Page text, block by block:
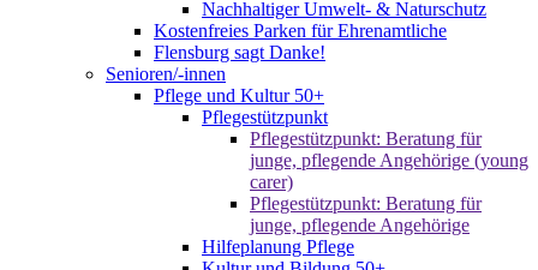
Nachhaltiger Umwelt- & Naturschutz
Kostenfreies Parken für Ehrenamtliche
Flensburg sagt Danke!
Senioren/-innen
Pflege und Kultur 50+
Pflegestützpunkt
Pflegestützpunkt: Beratung für
junge, pflegende Angehörige (young
carer)
Pflegestützpunkt: Beratung für
junge, pflegende Angehörige
Hilfeplanung Pflege